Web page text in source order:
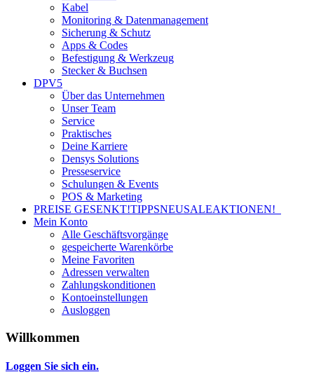
Kabel
Monitoring & Datenmanagement
Sicherung & Schutz
Apps & Codes
Befestigung & Werkzeug
Stecker & Buchsen
DPV5
Über das Unternehmen
Unser Team
Service
Praktisches
Deine Karriere
Densys Solutions
Presseservice
Schulungen & Events
POS & Marketing
PREISE GESENKT!TIPPSNEUSALEAKTIONEN!
Mein Konto
Alle Geschäftsvorgänge
gespeicherte Warenkörbe
Meine Favoriten
Adressen verwalten
Zahlungskonditionen
Kontoeinstellungen
Ausloggen
Willkommen
Loggen Sie sich ein.